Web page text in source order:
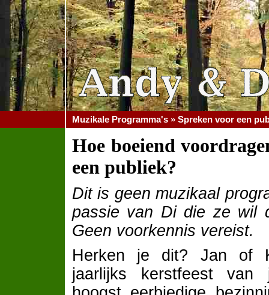
Muzikale Programma's » Spreken voor een
Hoe boeiend
een publiek?
Dit is geen muzikaal
passie van Di die ze wil
Geen voorkennis vereist.
Herken je dit? Jan of
jaarlijks kerstfeest van